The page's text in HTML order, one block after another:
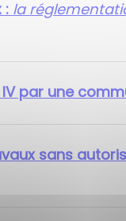
: la
par une
sans